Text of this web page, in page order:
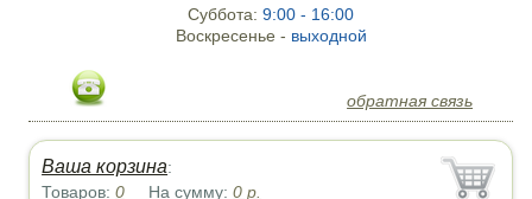
Суббота:9:00 - 16:00
Воскресенье - выходной
обратная связь
Ваша корзина:
Товаров:0 На сумму:0 р.